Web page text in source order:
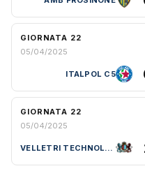
GIORNATA 22
05/04/2025
ITALPOL C5
GIORNATA 22
05/04/2025
VELLETRI TECHNOLOGY C5